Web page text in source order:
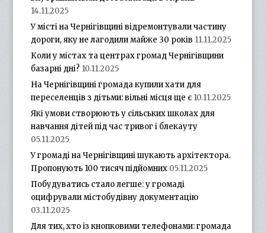
14.11.2025
У місті на Чернігівщині відремонтували частину
дороги, яку не лагодили майже 30 років 11.11.2025
Коли у містах та центрах громад Чернігівщини
базарні дні? 10.11.2025
На Чернігівщині громада купили хати для
переселенців з дітьми: вільні місця ще є 10.11.2025
Які умови створюють у сільських школах для
навчання дітей під час тривог і блекауту
05.11.2025
У громаді на Чернігівщині шукають архітектора.
Пропонують 100 тисяч підйомних 05.11.2025
Побудуватись стало легше: у громаді
оцифрували містобудівну документацію
03.11.2025
Для тих, хто із кнопковими телефонами: громада